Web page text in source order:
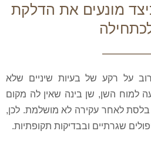
את הדלקת
בעיות שיניים שלא
בינה שאין לה מקום
לא מושלמת. לכן,
ובבדיקות תקופתיות.